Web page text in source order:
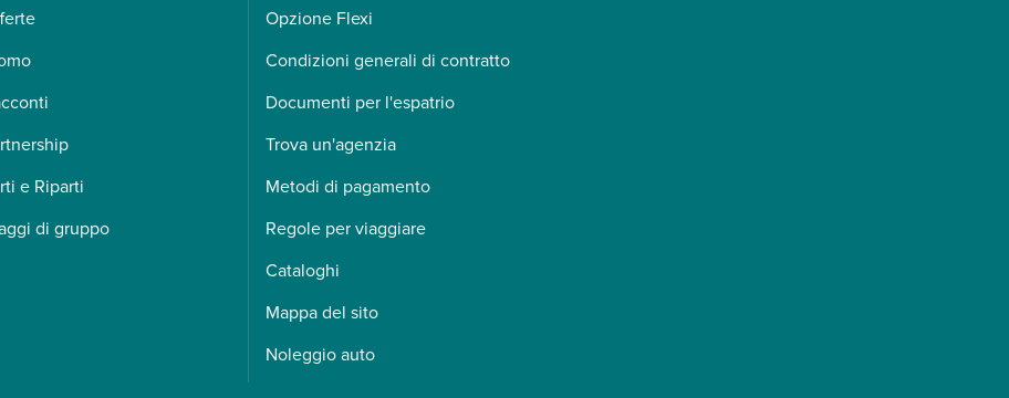
e Riparti
di gruppo
Opzione Flexi
Condizioni generali di contratto
Documenti per l'espatrio
Trova un'agenzia
Metodi di pagamento
Regole per viaggiare
Cataloghi
Mappa del sito
Noleggio auto